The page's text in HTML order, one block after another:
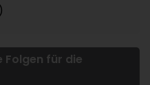
Folgen für die